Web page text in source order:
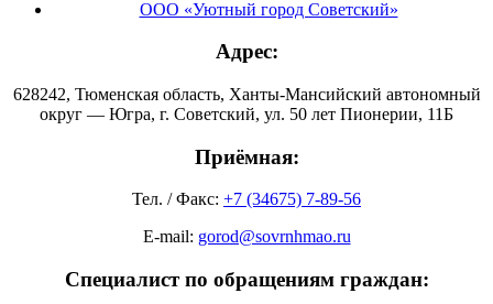
ООО «Уютный город Советский»
Адрес:
628242, Тюменская область, Ханты-Мансийский автономный
округ — Югра, г. Советский, ул. 50 лет Пионерии, 11Б
Приёмная:
Тел. / Факс: +7 (34675) 7-89-56
E-mail: gorod@sovrnhmao.ru
Специалист по обращениям граждан: